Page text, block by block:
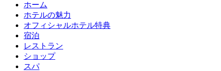
ホーム
ホテルの魅力
オフィシャルホテル特典
宿泊
レストラン
ショップ
スパ